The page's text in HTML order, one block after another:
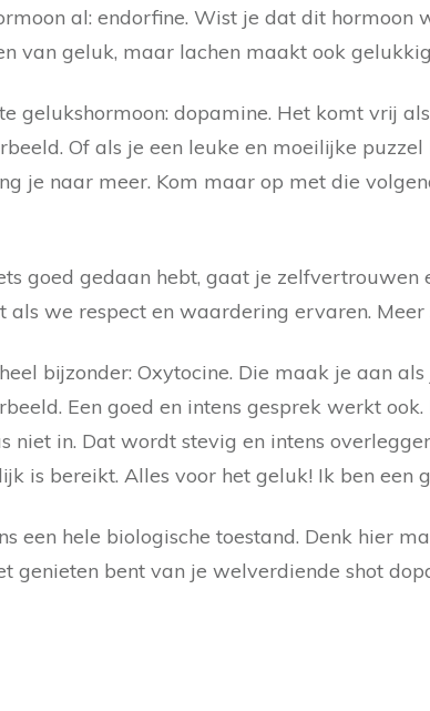
al: endorfine. Wist je dat dit hormoon
van geluk, maar lachen maakt ook
gelukshormoon: dopamine. Het komt vrij
Of als je een leuke en moeilijke
je naar meer. Kom maar op met die
goed gedaan hebt, gaat je zelfvertrouwen
we respect en waardering ervaren.
bijzonder: Oxytocine. Die maak je aan
Een goed en intens gesprek werkt
in. Dat wordt stevig en intens
is bereikt. Alles voor het geluk! Ik ben een
een hele biologische toestand. Denk hier
genieten bent van je welverdiende shot